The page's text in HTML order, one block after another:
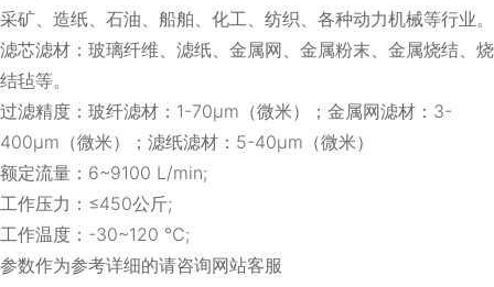
采矿、造纸、石油、船舶、化工、纺织、各种动力机械等行业。
滤芯滤材：玻璃纤维、滤纸、金属网、金属粉末、金属烧结、烧
结毡等。
过滤精度：玻纤滤材：1-70μm（微米）；金属网滤材：3-
400μm（微米）；滤纸滤材：5-40μm（微米）
额定流量：6~9100 L/min;
工作压力：≤450公斤;
工作温度：-30~120 ℃;
参数作为参考详细的请咨询网站客服